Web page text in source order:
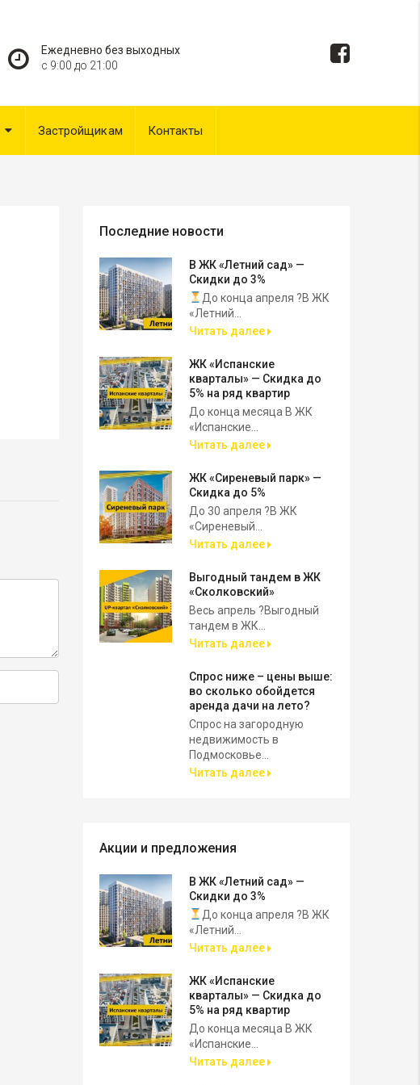
Ежедневно без выходных
с 9:00 до 21:00
Застройщикам Контакты
Последние новости
В ЖК «Летний сад» —
Скидки до 3%
До конца апреля ?В ЖК
«Летний...
Читать далее
ЖК «Испанские
кварталы» — Скидка до
5% на ряд квартир
До конца месяца В ЖК
«Испанские...
Читать далее
ЖК «Сиреневый парк» —
Скидка до 5%
До 30 апреля ?В ЖК
«Сиреневый...
Читать далее
Выгодный тандем в ЖК
«Сколковский»
Весь апрель ?Выгодный
тандем в ЖК...
Читать далее
Спрос ниже – цены выше:
во сколько обойдется
аренда дачи на лето?
Спрос на загородную
недвижимость в
Подмосковье...
Читать далее
Акции и предложения
В ЖК «Летний сад» —
Скидки до 3%
До конца апреля ?В ЖК
«Летний...
Читать далее
ЖК «Испанские
кварталы» — Скидка до
5% на ряд квартир
До конца месяца В ЖК
«Испанские...
Читать далее